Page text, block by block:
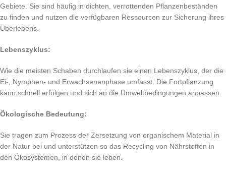
Gebiete. Sie sind häufig in dichten, verrottenden Pflanzenbeständen
zu finden und nutzen die verfügbaren Ressourcen zur Sicherung ihres
Überlebens.
Lebenszyklus:
Wie die meisten Schaben durchlaufen sie einen Lebenszyklus, der die
Ei-, Nymphen- und Erwachsenenphase umfasst. Die Fortpflanzung
kann schnell erfolgen und sich an die Umweltbedingungen anpassen.
Ökologische Bedeutung:
Sie tragen zum Prozess der Zersetzung von organischem Material in
der Natur bei und unterstützen so das Recycling von Nährstoffen in
den Ökosystemen, in denen sie leben.